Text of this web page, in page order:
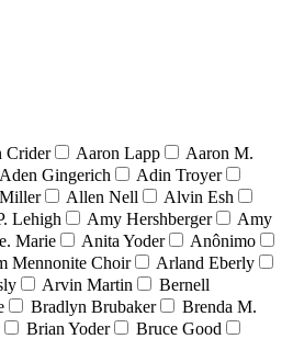
Crider Aaron Lapp
Aaron M.
Aden Gingerich
Adin Troyer
Allen Nell
Alvin Esh
Lehigh Amy Hershberger
Amy
Marie Anita Yoder
Anônimo
Mennonite Choir
Arland Eberly
Arvin Martin
Bernell
Bradlyn Brubaker
Brenda M.
Brian Yoder
Bruce Good